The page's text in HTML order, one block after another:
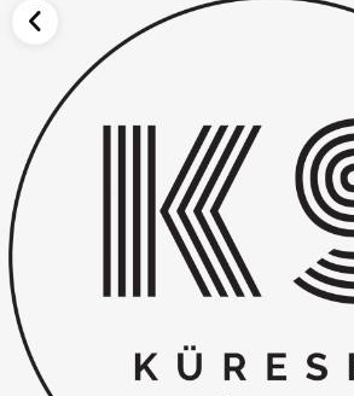
Elektrikli Aksamlar
Elektrikli Süpürge
Fan
Fırın, Ocak ve
Klima